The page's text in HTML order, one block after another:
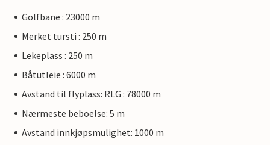
Golfbane : 23000 m
Merket tursti : 250 m
Lekeplass : 250 m
Båtutleie : 6000 m
Avstand til flyplass: RLG : 78000 m
Nærmeste beboelse: 5 m
Avstand innkjøpsmulighet: 1000 m